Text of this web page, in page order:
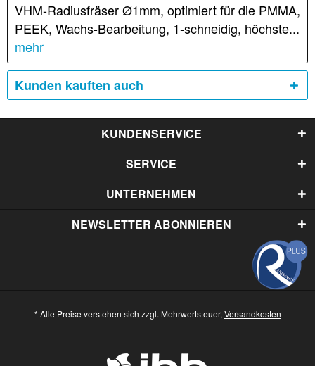
VHM-Radiusfräser Ø1mm, optimiert für die PMMA,
PEEK, Wachs-Bearbeitung, 1-schneidig, höchste...
mehr
Kunden kauften auch
KUNDENSERVICE
SERVICE
UNTERNEHMEN
NEWSLETTER ABONNIEREN
* Alle Preise verstehen sich zzgl. Mehrwertsteuer, Versandkosten